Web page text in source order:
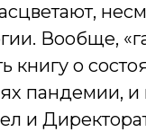
Вообще,
книгу о
пандемии,
и